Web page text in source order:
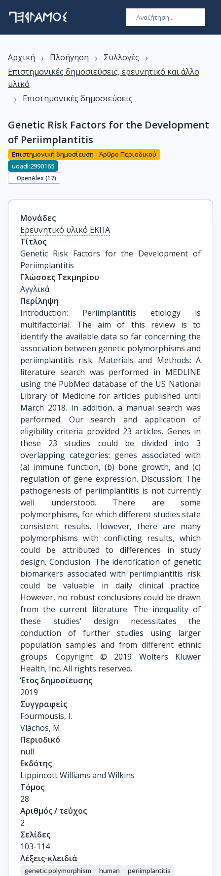
Αρχική › Πλοήγηση › Συλλογές ›
Επιστημονικές δημοσιεύσεις, ερευνητικό και άλλο
υλικό
› Επιστημονικές δημοσιεύσεις
Genetic Risk Factors for the Development
of Periimplantitis
Επιστημονική δημοσίευση - Άρθρο Περιοδικού
uoadl:2990165
OpenAlex (17)
Μονάδες
Ερευνητικό υλικό ΕΚΠΑ
Τίτλος
Genetic Risk Factors for the Development of
Periimplantitis
Γλώσσες Τεκμηρίου
Αγγλικά
Περίληψη
Introduction: Periimplantitis etiology is
multifactorial. The aim of this review is to
identify the available data so far concerning the
association between genetic polymorphisms and
periimplantitis risk. Materials and Methods: A
literature search was performed in MEDLINE
using the PubMed database of the US National
Library of Medicine for articles published until
March 2018. In addition, a manual search was
performed. Our search and application of
eligibility criteria provided 23 articles. Genes in
these 23 studies could be divided into 3
overlapping categories: genes associated with
(a) immune function, (b) bone growth, and (c)
regulation of gene expression. Discussion: The
pathogenesis of periimplantitis is not currently
well understood. There are some
polymorphisms, for which different studies state
consistent results. However, there are many
polymorphisms with conflicting results, which
could be attributed to differences in study
design. Conclusion: The identification of genetic
biomarkers associated with periimplantitis risk
could be valuable in daily clinical practice.
However, no robust conclusions could be drawn
from the current literature. The inequality of
these studies' design necessitates the
conduction of further studies using larger
population samples and from different ethnic
groups. Copyright © 2019 Wolters Kluwer
Health, Inc. All rights reserved.
Έτος δημοσίευσης
2019
Συγγραφείς
Fourmousis, I.
Vlachos, M.
Περιοδικό
null
Εκδότης
Lippincott Williams and Wilkins
Τόμος
28
Αριθμός / τεύχος
2
Σελίδες
103-114
Λέξεις-κλειδιά
genetic polymorphism human
periimplantitis